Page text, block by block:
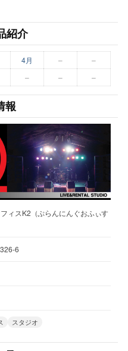
紹介
4月 –
–
– – –
報
ィスK2（ぷらんにんぐおふぃす
6
スタジオ